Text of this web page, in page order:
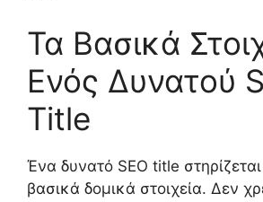
Τα Βασικά
Ενός Δυνατού
Title
Ένα δυνατό SEO title
βασικά δομικά στοιχεία. Δεν